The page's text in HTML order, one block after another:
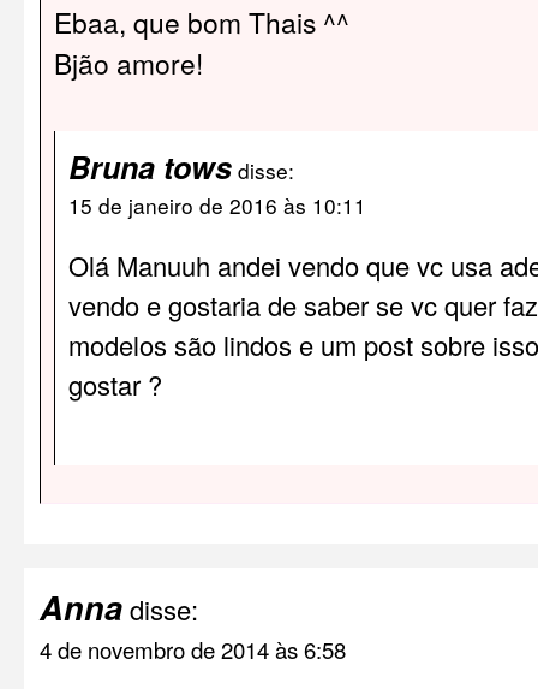
Ebaa, que bom Thais ^^
Bjão amore!
Bruna tows disse:
15 de janeiro de 2016 às 10:11
Olá Manuuh andei vendo que vc usa
vendo e gostaria de saber se vc quer
modelos são lindos e um post sobre
gostar ?
Annadisse:
4 de novembro de 2014 às 6:58